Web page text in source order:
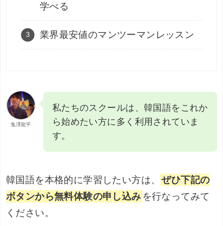
学べる
業界最安値のマンツーマンレッスン
鬼澤龍平
私たちのスクールは、韓国語をこれか
ら始めたい方に多く利用されていま
す。
韓国語を本格的に学習したい方は、ぜひ下記の
ボタンから無料体験の申し込みを行なってみて
ください。